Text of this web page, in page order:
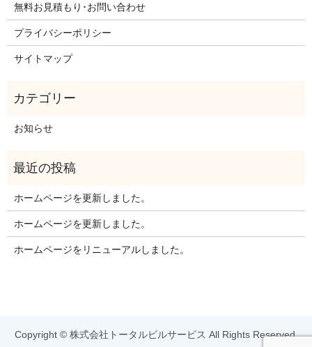
無料お見積もり･お問い合わせ
プライバシーポリシー
サイトマップ
お知らせ
ホームページを更新しました。
ホームページを更新しました。
ホームページをリニューアルしました。
Copyright © 株式会社トータルビルサービス All Rights Reserved.